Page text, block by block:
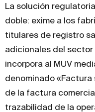
La solución
doble: exime a los
titulares de registro
adicionales del sector
incorpora al MUV
denominado «Factura
de la factura
trazabilidad de la